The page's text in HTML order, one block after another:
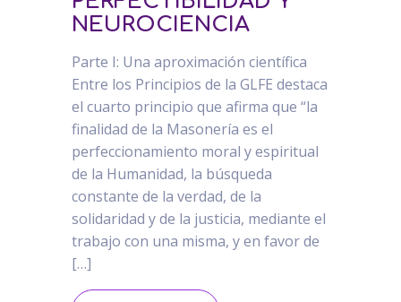
NEUROCIENCIA
Parte I: Una aproximación científica
Entre los Principios de la GLFE destaca
el cuarto principio que afirma que “la
finalidad de la Masonería es el
perfeccionamiento moral y espiritual
de la Humanidad, la búsqueda
constante de la verdad, de la
solidaridad y de la justicia, mediante el
trabajo con una misma, y en favor de
[…]